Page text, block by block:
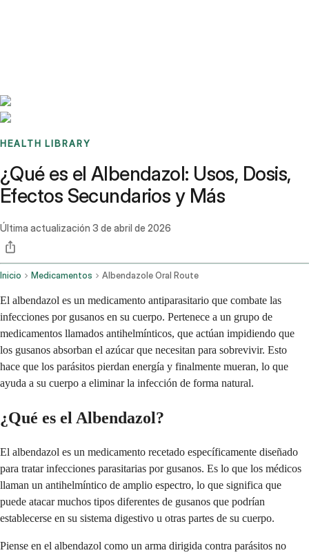
HEALTH LIBRARY
¿Qué es el Albendazol: Usos, Dosis,
Efectos Secundarios y Más
Última actualización 3 de abril de 2026
Inicio Medicamentos Albendazole Oral Route
El albendazol es un medicamento antiparasitario que combate las
infecciones por gusanos en su cuerpo. Pertenece a un grupo de
medicamentos llamados antihelmínticos, que actúan impidiendo que
los gusanos absorban el azúcar que necesitan para sobrevivir. Esto
hace que los parásitos pierdan energía y finalmente mueran, lo que
ayuda a su cuerpo a eliminar la infección de forma natural.
¿Qué es el Albendazol?
El albendazol es un medicamento recetado específicamente diseñado
para tratar infecciones parasitarias por gusanos. Es lo que los médicos
llaman un antihelmíntico de amplio espectro, lo que significa que
puede atacar muchos tipos diferentes de gusanos que podrían
establecerse en su sistema digestivo u otras partes de su cuerpo.
Piense en el albendazol como un arma dirigida contra parásitos no